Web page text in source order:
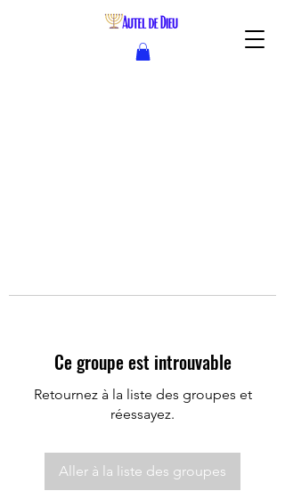
Ce groupe est introuvable
Retournez à la liste des groupes et
réessayez.
Aller à la liste des groupes